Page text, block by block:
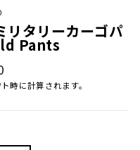
リタリーカーゴパ
Pants
時に計算されます。